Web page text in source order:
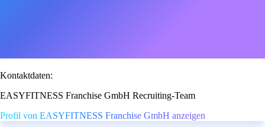
Kontaktdaten:
EASYFITNESS Franchise GmbH Recruiting-Team
Profil von EASYFITNESS Franchise GmbH anzeigen